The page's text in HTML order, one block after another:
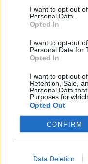
I want to opt-out
Personal Data.
Opted In
I want to opt-out
Personal Data for
Opted In
I want to opt-out
Retention, Sale,
Personal Data
Purposes for
Opted Out
CONFIRM
Data Deletion
Μπορεί επίσης
ΟΙΚΟΝΟΜΊΑ